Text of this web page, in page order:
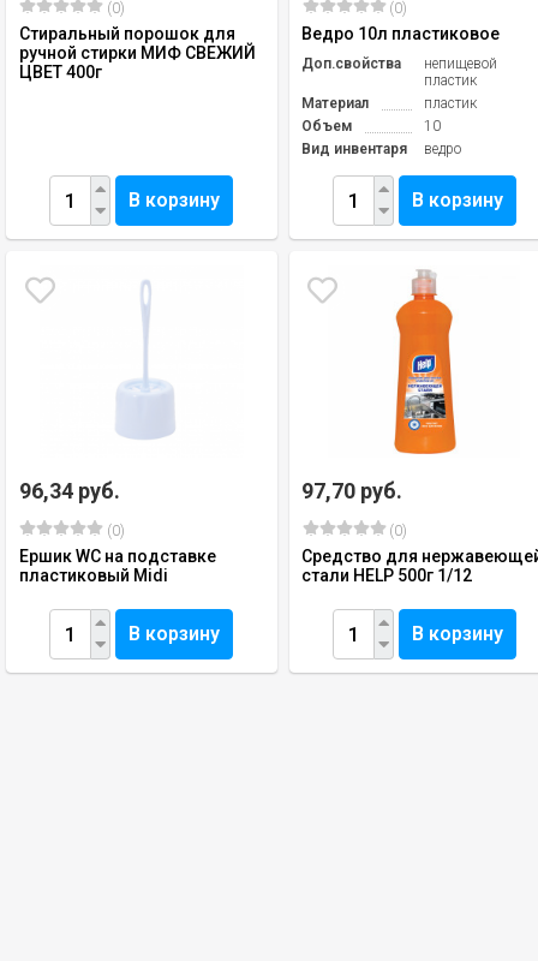
(0)
Стиральный порошок для
ручной стирки МИФ СВЕЖИЙ
ЦВЕТ 400г
В корзину
(0)
Ведро 10л пластиковое
Доп.свойства
непищевой
пластик
Материал
пластик
Объем
10
Вид инвентаря
ведро
В корзину
96,34 руб.
(0)
Ершик WC на подставке
пластиковый Midi
В корзину
97,70 руб.
(0)
Средство для
стали HELP 500г 1/12
В корзину